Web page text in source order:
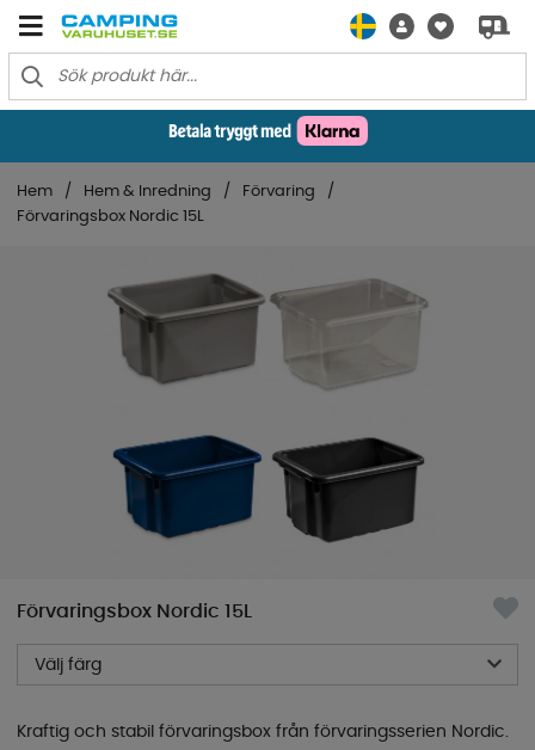
Hem Hem & Inredning
Förvaring
Förvaringsbox Nordic 15L
Förvaringsbox Nordic 15L
Välj färg
Kraftig och stabil förvaringsbox från förvaringsserien Nordic.